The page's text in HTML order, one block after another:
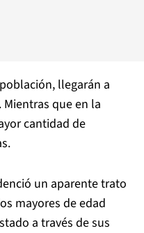
llegarán a
que en la
cantidad de
un aparente trato
mayores de edad
a través de sus